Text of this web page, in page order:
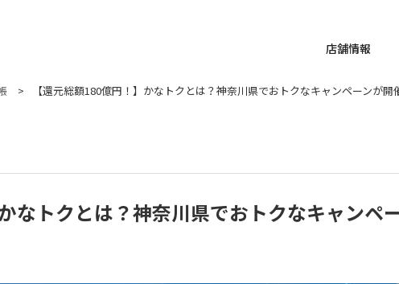
店舗情報
> 【還元総額180億円！】かなトクとは？神奈川県でおトクなキャンペーンが開
なトクとは？神奈川県でおトクなキャンペ